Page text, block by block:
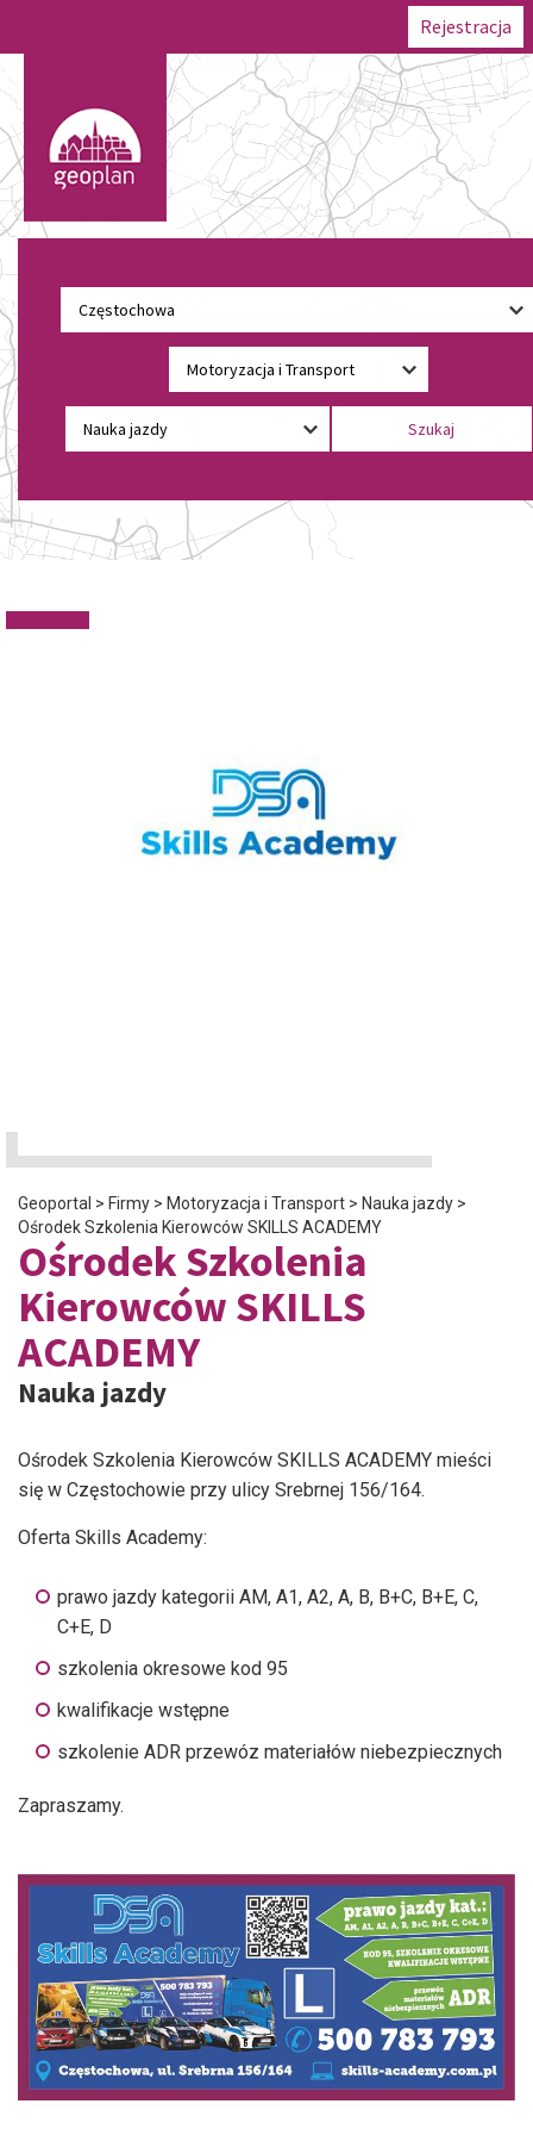
Rejestracja
Geoportal > Firmy > Motoryzacja i Transport > Nauka jazdy >
Ośrodek Szkolenia Kierowców SKILLS ACADEMY
Ośrodek Szkolenia
Kierowców SKILLS
ACADEMY
Nauka jazdy
Ośrodek Szkolenia Kierowców SKILLS ACADEMY mieści
się w Częstochowie przy ulicy Srebrnej 156/164.
Oferta Skills Academy:
prawo jazdy kategorii AM, A1, A2, A, B, B+C, B+E, C,
C+E, D
szkolenia okresowe kod 95
kwalifikacje wstępne
szkolenie ADR przewóz materiałów niebezpiecznych
Zapraszamy.